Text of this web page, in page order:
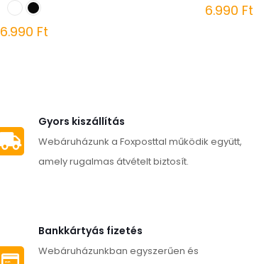
6.990 Ft
több
variációja
van.
termékoldalon
választhatók
6.990 Ft
Gyors kiszállítás
Webáruházunk a Foxposttal működik együtt,
amely rugalmas átvételt biztosít.
Bankkártyás fizetés
Webáruházunkban egyszerűen és